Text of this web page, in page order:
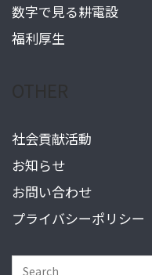
数字で見る耕電設
福利厚生
社会貢献活動
お知らせ
お問い合わせ
プライバシーポリシー